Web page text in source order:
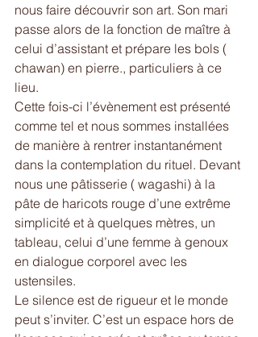
nous faire découvrir son art. Son mari
passe alors de la fonction de maître à
celui d’assistant et prépare les bols (
chawan) en pierre., particuliers à ce
lieu.
Cette fois-ci l’évènement est présenté
comme tel et nous sommes installées
de manière à rentrer instantanément
dans la contemplation du rituel. Devant
nous une pâtisserie ( wagashi) à la
pâte de haricots rouge d’une extrême
simplicité et à quelques mètres, un
tableau, celui d’une femme à genoux
en dialogue corporel avec les
ustensiles.
Le silence est de rigueur et le monde
peut s’inviter. C’est un espace hors de